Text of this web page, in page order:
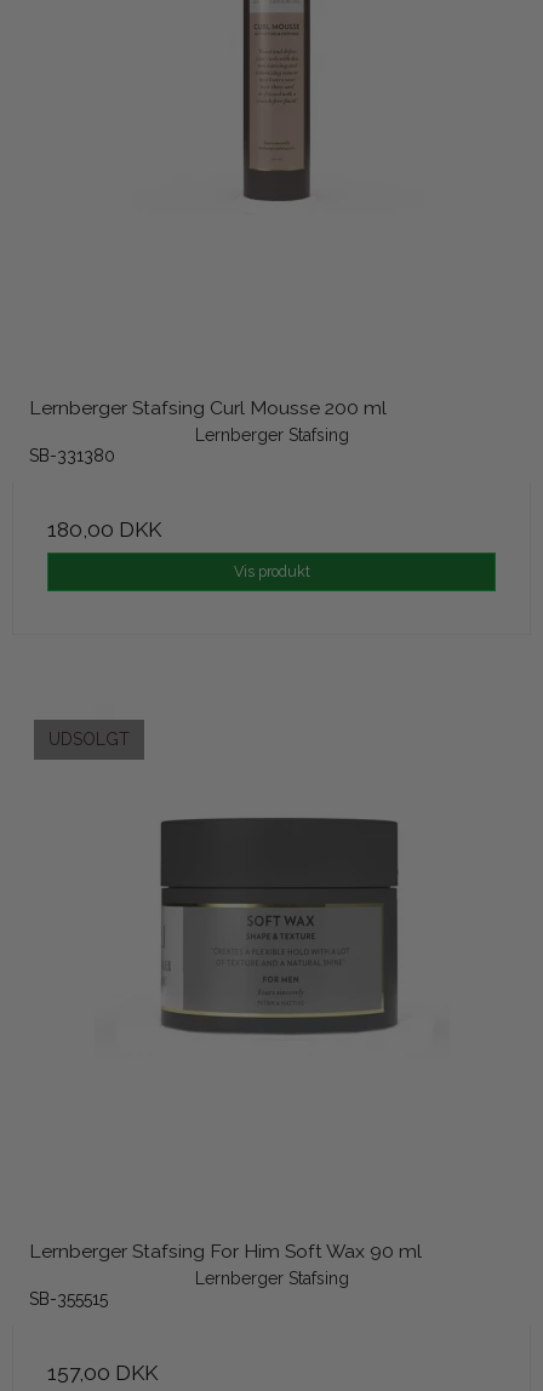
Lernberger Stafsing Curl Mousse 200 ml
Lernberger Stafsing
SB-331380
180,00 DKK
Vis produkt
UDSOLGT
Lernberger Stafsing For Him Soft Wax 90 ml
Lernberger Stafsing
SB-355515
157,00 DKK